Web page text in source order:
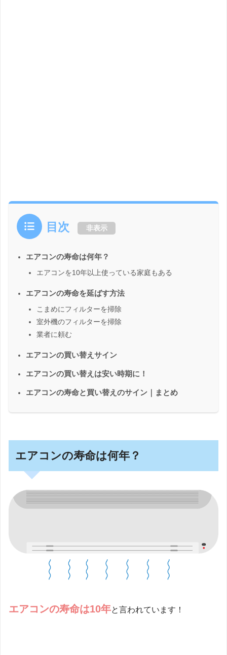
目次 非表示
エアコンの寿命は何年？
エアコンを10年以上使っている家庭もある
エアコンの寿命を延ばす方法
こまめにフィルターを掃除
室外機のフィルターを掃除
業者に頼む
エアコンの買い替えサイン
エアコンの買い替えは安い時期に！
エアコンの寿命と買い替えのサイン｜まとめ
エアコンの寿命は何年？
エアコンの寿命は10年と言われています！